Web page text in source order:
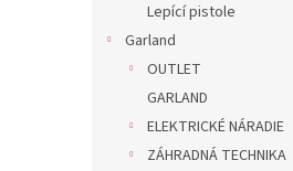
Lepící pistole
Garland
OUTLET
GARLAND
ELEKTRICKÉ NÁRADIE
ZÁHRADNÁ TECHNIKA